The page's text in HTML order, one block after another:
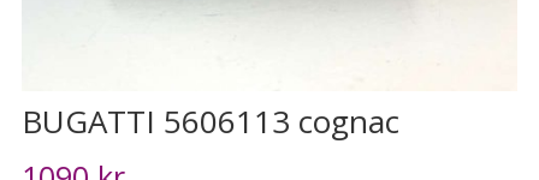
BUGATTI 5606113 cognac